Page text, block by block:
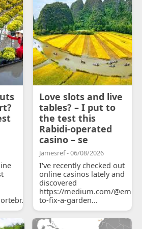
p/cucure...
Love slots and live
tables? – I put to
the test this
Rabidi-operated
casino – se
Jamesref - 06/08/2026
I've recently checked out
online casinos lately and
discovered
https://medium.com/
to-fix-a-garden...